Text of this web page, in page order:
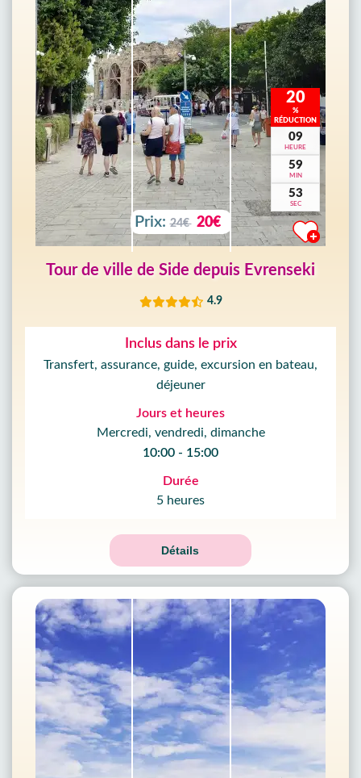
20
%
RÉDUCTION
09
HEURE
59
MIN
51
SEC
Prix: 24€ 20€
Tour de ville de Side depuis Evrenseki
4.9
Inclus dans le prix
Transfert, assurance, guide, excursion en bateau,
déjeuner
Jours et heures
Mercredi, vendredi, dimanche
10:00 - 15:00
Durée
5 heures
Détails